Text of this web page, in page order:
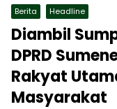
Berita Headline
Diambil
DPRD
Rakyat
Masyarakat